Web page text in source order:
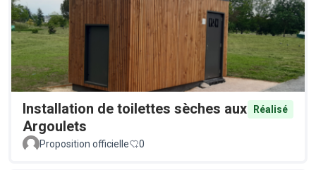
Installation de toilettes sèches aux
Argoulets
Réalisé
Proposition officielle 0